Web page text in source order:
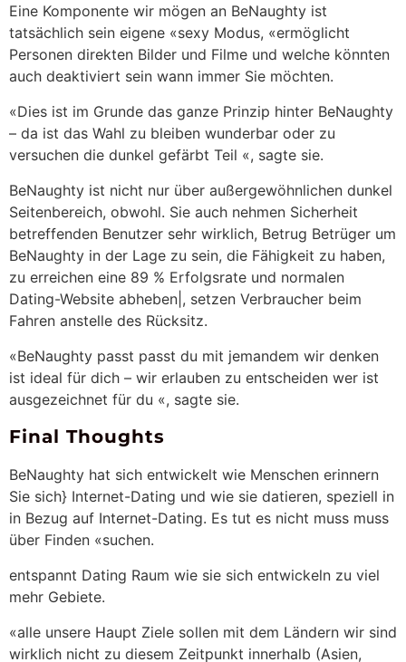
Eine Komponente wir mögen an BeNaughty ist
tatsächlich sein eigene «sexy Modus, «ermöglicht
Personen direkten Bilder und Filme und welche könnten
auch deaktiviert sein wann immer Sie möchten.
«Dies ist im Grunde das ganze Prinzip hinter BeNaughty
– da ist das Wahl zu bleiben wunderbar oder zu
versuchen die dunkel gefärbt Teil «, sagte sie.
BeNaughty ist nicht nur über außergewöhnlichen dunkel
Seitenbereich, obwohl. Sie auch nehmen Sicherheit
betreffenden Benutzer sehr wirklich, Betrug Betrüger um
BeNaughty in der Lage zu sein, die Fähigkeit zu haben,
zu erreichen eine 89 % Erfolgsrate und normalen
Dating-Website abheben|, setzen Verbraucher beim
Fahren anstelle des Rücksitz.
«BeNaughty passt passt du mit jemandem wir denken
ist ideal für dich – wir erlauben zu entscheiden wer ist
ausgezeichnet für du «, sagte sie.
Final Thoughts
BeNaughty hat sich entwickelt wie Menschen erinnern
Sie sich} Internet-Dating und wie sie datieren, speziell in
in Bezug auf Internet-Dating. Es tut es nicht muss muss
über Finden «suchen.
entspannt Dating Raum wie sie sich entwickeln zu viel
mehr Gebiete.
«alle unsere Haupt Ziele sollen mit dem Ländern wir sind
wirklich nicht zu diesem Zeitpunkt innerhalb (Asien,